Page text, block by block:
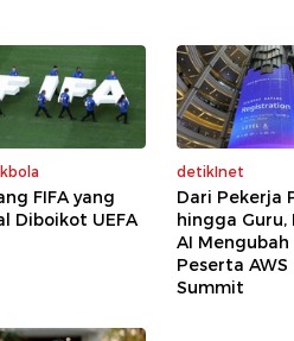
FIFA yang
Diboikot UEFA
detikInet
Dari Pekerja
hingga Guru,
AI
Peserta AWS
Summit